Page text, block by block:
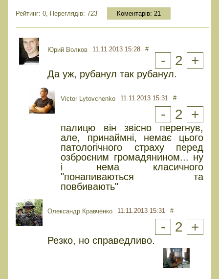
Рейтинг: 0, Переглядів: 723 Коментарів: 21
Юрий Волков 11.11.2013 15:28 #
- 2 +
Да уж, рубанул так рубанул.
Victor Lytovchenko 11.11.2013 15:31 #
- 2 +
палицю він звісно перегнув,
але, принаймні, немає цього
патологічного страху перед
озброєним громадянином... ну
і нема класичного
"понапиваються та
повбивають"
Олександр Кравченко 11.11.2013 15:31 #
- 2 +
Резко, но справедливо.